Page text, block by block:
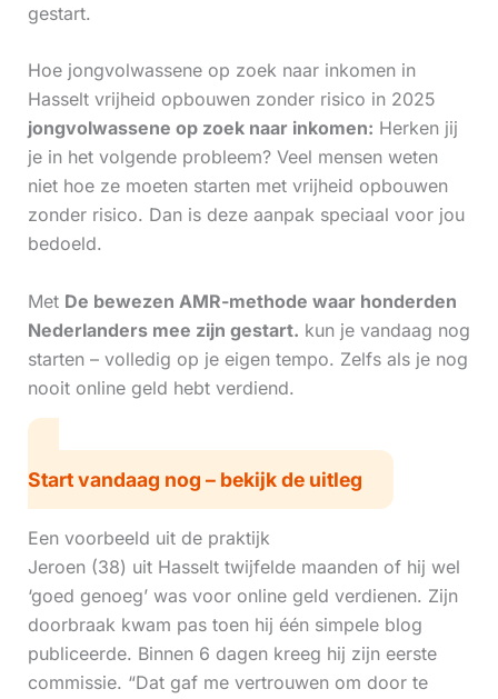
gestart.
Hoe jongvolwassene op zoek naar inkomen in
Hasselt vrijheid opbouwen zonder risico in 2025
jongvolwassene op zoek naar inkomen: Herken jij
je in het volgende probleem? Veel mensen weten
niet hoe ze moeten starten met vrijheid opbouwen
zonder risico. Dan is deze aanpak speciaal voor jou
bedoeld.
Met De bewezen AMR-methode waar honderden
Nederlanders mee zijn gestart. kun je vandaag nog
starten – volledig op je eigen tempo. Zelfs als je nog
nooit online geld hebt verdiend.
Start vandaag nog – bekijk de uitleg
Een voorbeeld uit de praktijk
Jeroen (38) uit Hasselt twijfelde maanden of hij wel
‘goed genoeg’ was voor online geld verdienen. Zijn
doorbraak kwam pas toen hij één simpele blog
publiceerde. Binnen 6 dagen kreeg hij zijn eerste
commissie. “Dat gaf me vertrouwen om door te